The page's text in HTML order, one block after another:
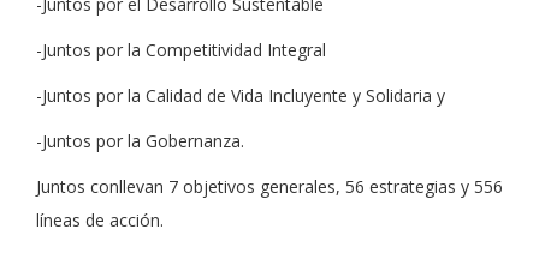
-Juntos por el Desarrollo Sustentable
-Juntos por la Competitividad Integral
-Juntos por la Calidad de Vida Incluyente y Solidaria y
-Juntos por la Gobernanza.
Juntos conllevan 7 objetivos generales, 56 estrategias y 556
líneas de acción.